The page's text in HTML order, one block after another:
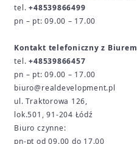
tel.+48539866499
pn – pt: 09.00 – 17.00
Kontakt telefoniczny z
tel.+48539866457
pn – pt: 09.00 – 17.00
biuro@realdevelopment.pl
ul. Traktorowa 126,
lok.501, 91-204 Łódź
Biuro czynne:
pn-pt od 09.00 do 17.00